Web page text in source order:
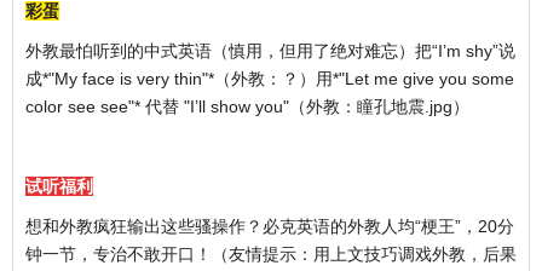
彩蛋
外教最怕听到的中式英语（慎用，但用了绝对难忘）把“I’m shy”说
成*"My face is very thin"*（外教：？）用*"Let me give you some
color see see"* 代替 "I’ll show you"（外教：瞳孔地震.jpg）
试听福利
想和外教疯狂输出这些骚操作？必克英语的外教人均“梗王”，20分
钟一节，专治不敢开口！（友情提示：用上文技巧调戏外教，后果